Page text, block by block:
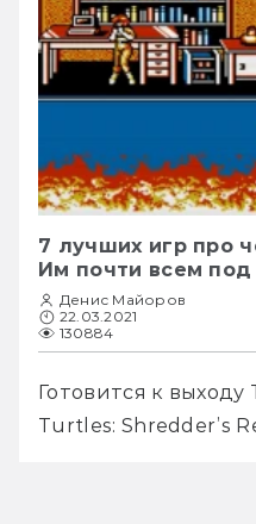
7 лучших игр про
Им почти всем под
Денис Майоров
22.03.2021
130884
Готовится к
Turtles: Shredder’s